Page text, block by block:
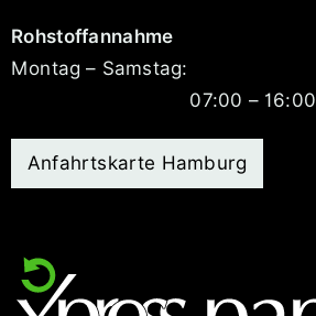
Rohstoffannahme
Montag – Samstag:
07:00 – 16:00
Anfahrtskarte Hamburg